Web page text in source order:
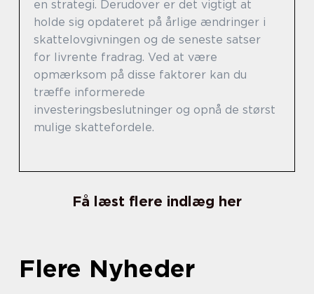
en strategi. Derudover er det vigtigt at
holde sig opdateret på årlige ændringer i
skattelovgivningen og de seneste satser
for livrente fradrag. Ved at være
opmærksom på disse faktorer kan du
træffe informerede
investeringsbeslutninger og opnå de størst
mulige skattefordele.
Få læst flere indlæg her
Flere Nyheder